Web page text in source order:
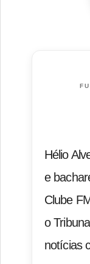
Hélio
e
Clube
o
notícias